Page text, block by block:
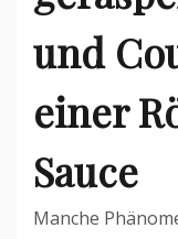
und
einer
Sauce
Manche